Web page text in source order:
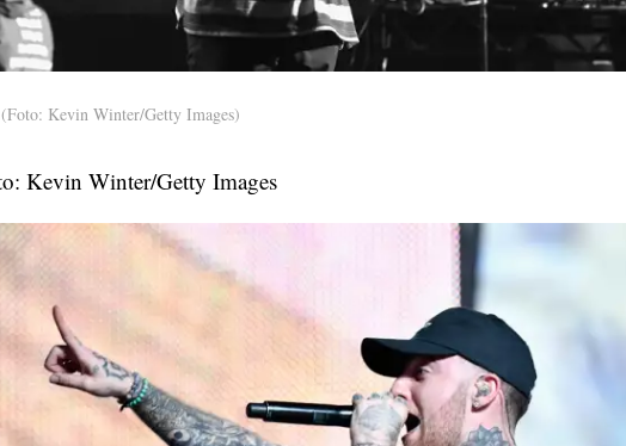
(Foto: Kevin Winter/Getty Images)
Kevin Winter/Getty Images